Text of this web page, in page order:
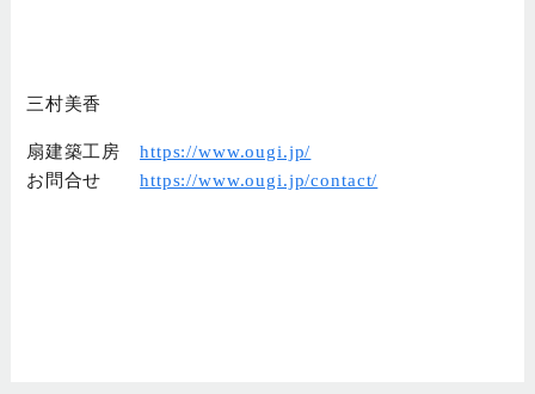
三村美香
扇建築工房https://www.ougi.jp/
お問合せhttps://www.ougi.jp/contact/